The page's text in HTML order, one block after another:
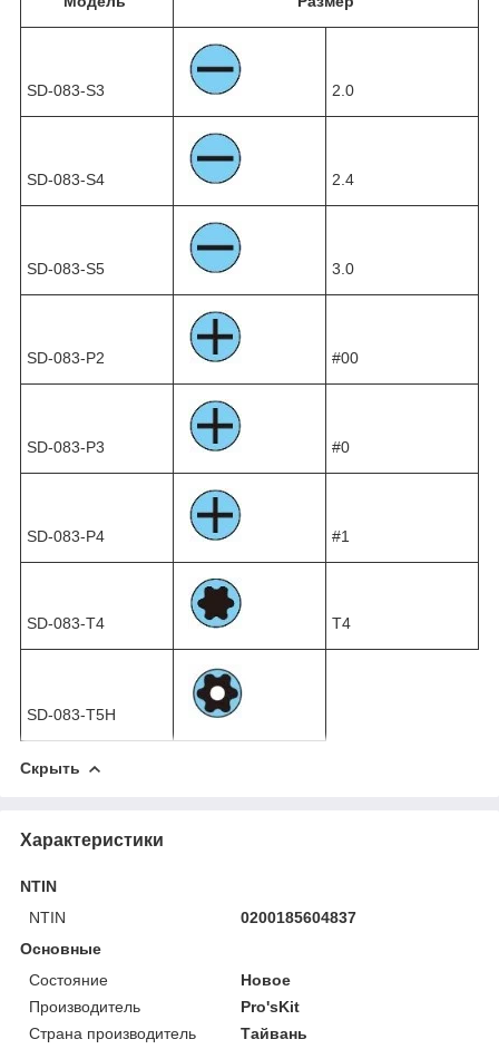
SD-083-S3 2.0
SD-083-S4 2.4
SD-083-S5 3.0
SD-083-P2 #00
SD-083-P3 #0
SD-083-P4 #1
SD-083-T4 T4
SD-083-T5H
Скрыть
Характеристики
NTIN
NTIN
0200185604837
Основные
Состояние
Новое
Производитель
Pro'sKit
Страна производитель
Тайвань